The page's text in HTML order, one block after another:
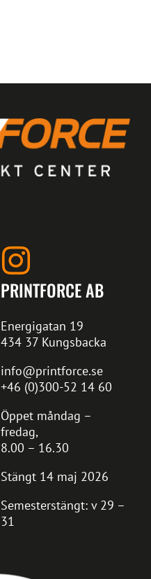
PRINTFORCE AB
Energigatan 19
434 37 Kungsbacka
info@printforce.se
+46 (0)300-52 14 60
Öppet måndag –
fredag,
8.00 – 16.30
Stängt 14 maj 2026
Semesterstängt: v 29 –
31